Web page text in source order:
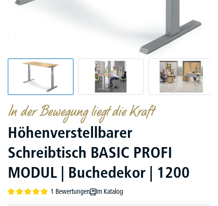
In der Bewegung liegt die Kraft
Höhenverstellbarer
Schreibtisch BASIC PROFI
MODUL | Buchedekor | 1200
1 Bewertungen Im Katalog